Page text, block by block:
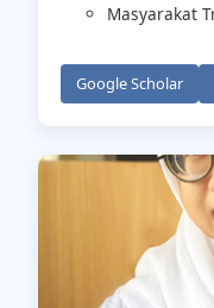
Masyarakat
Google Scholar